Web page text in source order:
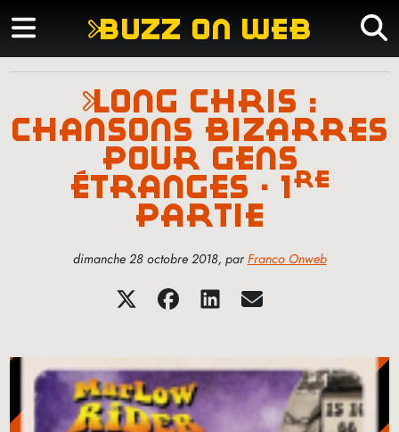
buzz on web
long chris :
chansons bizarres
pour gens
étranges - 1re
partie
dimanche 28 octobre 2018, parFranco Onweb